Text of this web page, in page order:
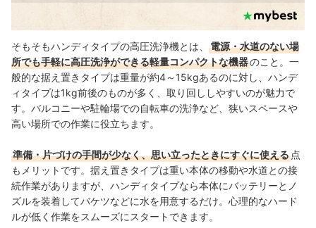
そもそもハンディタイプの高圧洗浄機とは、
電源・水道のない場
所でも手軽に高圧洗浄ができる軽量コンパクトな機器のこと。一
般的な据え置きタイプは重量が約4～15kgあるのに対し、ハンデ
ィタイプは1kg前後のものが多く、取り回ししやすいのが魅力で
す。バルコニーや駐輪場での自転車の洗浄など、狭いスペースや
高い場所での作業に役立ちます。
準備・片づけの手間が少なく、思い立ったときにすぐに使える 点
もメリットです。据え置きタイプは重い本体の移動や水道との接
続作業がありますが、ハンディタイプなら本体にバッテリーとノ
ズルを装着してバケツなどに水を用意するだけ。心理的なハード
ルが低く作業をスムーズにスタートできます。